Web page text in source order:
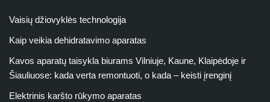
Vaisių džiovyklės technologija
Kaip veikia dehidratavimo aparatas
Kavos aparatų taisykla biurams Vilniuje, Kaune, Klaipėdoje ir
Šiauliuose: kada verta remontuoti, o kada – keisti įrenginį
Elektrinis karšto rūkymo aparatas